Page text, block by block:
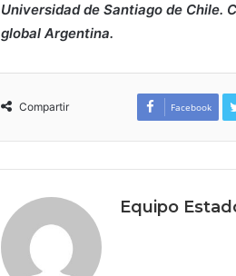
Universidad de Santiago de Chile.
global Argentina.
Compartir Facebook
Equipo